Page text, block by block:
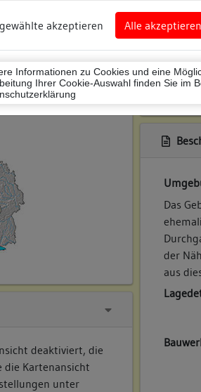
akzeptieren Alle akzeptieren
Informationen zu Cookies und eine
Ihrer Cookie-Auswahl finden Sie im
deaktiviert, die
die Kartenansicht
unter
Das
der
aus